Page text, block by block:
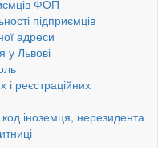
ФОП
підприємців
адреси
у Львові
реєстраційних
код іноземця, нерезидента